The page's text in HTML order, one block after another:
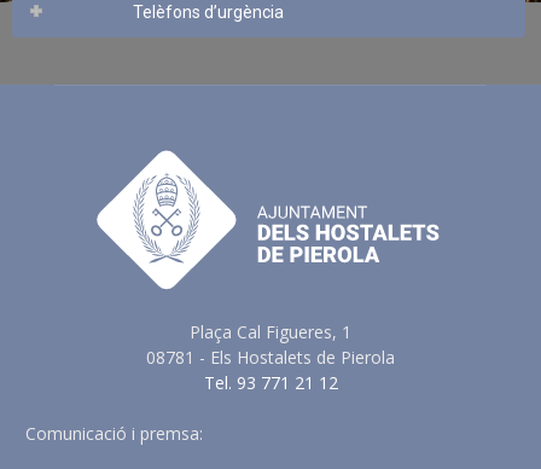
Telèfons d’urgència
Plaça Cal Figueres, 1
08781 - Els Hostalets de Pierola
Tel. 93 771 21 12
Comunicació i premsa: